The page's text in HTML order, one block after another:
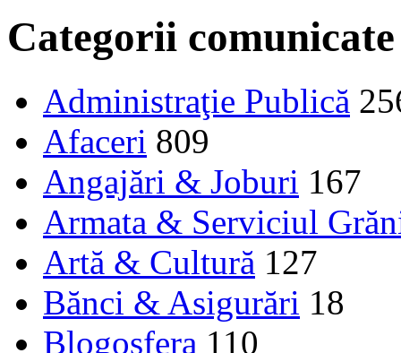
Categorii comunicate
Administraţie Publică
Afaceri 809
Angajări & Joburi 167
Armata & Serviciul
Artă & Cultură 127
Bănci & Asigurări 18
Blogosfera 110